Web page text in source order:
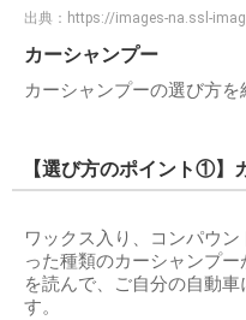
出典： https://images-na.ssl-
カーシャンプー
カーシャンプーの選び方を
【選び方のポイント①】
ワックス入り、コンパウ
った種類のカーシャンプ
を読んで、ご自分の自動
す。